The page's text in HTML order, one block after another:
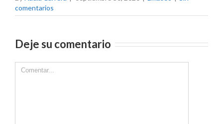
comentarios
Deje su comentario
Comment